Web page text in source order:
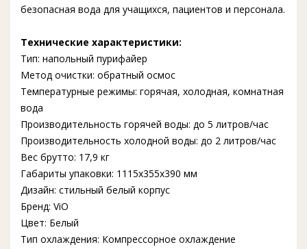
безопасная вода для учащихся, пациентов и персонала.
Технические характеристики:
Тип: напольный пурифайер
Метод очистки: обратный осмос
Температурные режимы: горячая, холодная, комнатная
вода
Производительность горячей воды: до 5 литров/час
Производительность холодной воды: до 2 литров/час
Вес брутто: 17,9 кг
Габариты упаковки: 1115х355х390 мм
Дизайн: стильный белый корпус
Бренд: ViO
Цвет: Белый
Тип охлаждения: Компрессорное охлаждение